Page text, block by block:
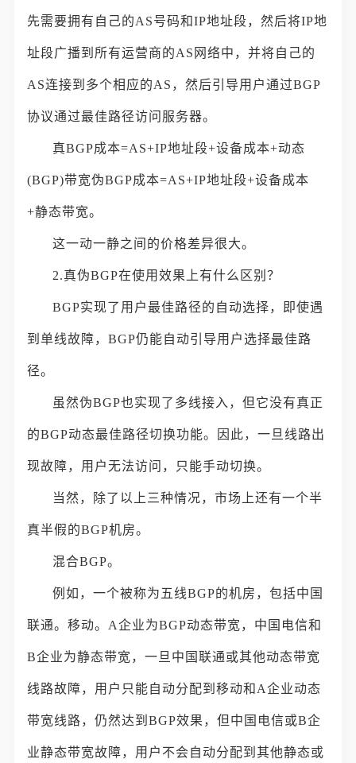
先需要拥有自己的AS号码和IP地址段，然后将IP地
址段广播到所有运营商的AS网络中，并将自己的
AS连接到多个相应的AS，然后引导用户通过BGP
协议通过最佳路径访问服务器。
真BGP成本=AS+IP地址段+设备成本+动态
(BGP)带宽伪BGP成本=AS+IP地址段+设备成本
+静态带宽。
这一动一静之间的价格差异很大。
2.真伪BGP在使用效果上有什么区别？
BGP实现了用户最佳路径的自动选择，即使遇
到单线故障，BGP仍能自动引导用户选择最佳路
径。
虽然伪BGP也实现了多线接入，但它没有真正
的BGP动态最佳路径切换功能。因此，一旦线路出
现故障，用户无法访问，只能手动切换。
当然，除了以上三种情况，市场上还有一个半
真半假的BGP机房。
混合BGP。
例如，一个被称为五线BGP的机房，包括中国
联通。移动。A企业为BGP动态带宽，中国电信和
B企业为静态带宽，一旦中国联通或其他动态带宽
线路故障，用户只能自动分配到移动和A企业动态
带宽线路，仍然达到BGP效果，但中国电信或B企
业静态带宽故障，用户不会自动分配到其他静态或